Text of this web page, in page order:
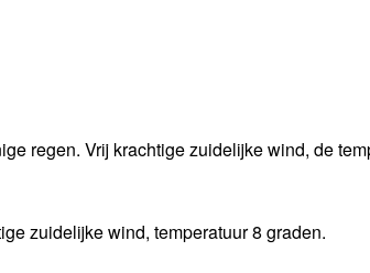
regen. Vrij krachtige zuidelijke wind, de
zuidelijke wind, temperatuur 8 graden.